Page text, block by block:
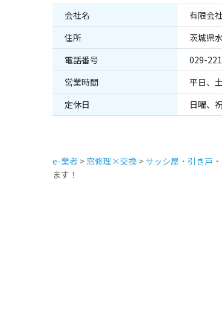
会社名
有限会
住所
茨城県
電話番号
029-
営業時間
平日、
定休日
日曜、
e-業者 > 窓修理×交換 > サッシ屋・引き戸
ます！